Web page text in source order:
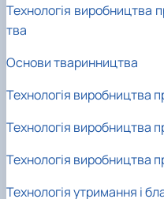
Технологія виробництва
тва
Основи тваринництва
Технологія виробництва
Технологія виробництва
Технологія виробництва
Технологія утримання і